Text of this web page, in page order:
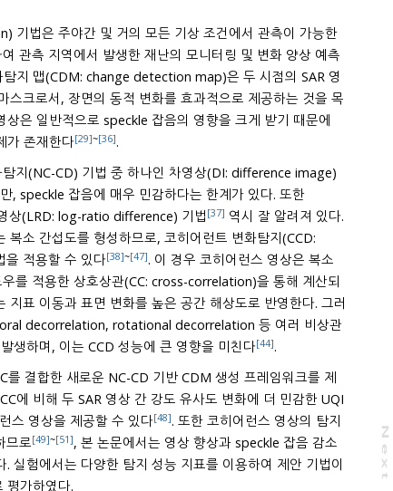
N
e
x
t
a
g
기법은 주야간 및 거의 모든 기상 조건에서 관측이 가능한
변화 양상 예측
map)은 두 시점의 SAR 영
, 장면의 동적 변화를 효과적으로 제공하는 것을 목
반적으로 speckle 잡음의 영향을 크게 받기 때문에
가 존재한다[29]~[36].
지(NC-CD) 기법 중 하나인 차영상(DI: difference image)
민감하다는 한계가 있다. 또한
상(LRD: log-ratio difference) 기법 [37] 역시 잘 알려져 있다.
coherent change detection) 기법을 적용할 수 있다[38]~[47]. 이 경우 코히어런스 영상은 복소
화를 높은 공간 해상도로 반영한다. 그러
rotational decorrelation 등 여러 비상관
생하며, 이는 CCD 성능에 큰 영향을 미친다[44].
를 결합한 새로운 NC-CD 기반 CDM 생성 프레임워크를 제
도 변화에 더 민감한 UQI
스 영상을 제공할 수 있다[48]. 또한 코히어런스 영상의 탐지
므로[49]~[51], 본 논문에서는 영상 향상과 speckle 잡음 감소
는 다양한 탐지 성능 지표를 이용하여 제안 기법이
평가하였다.